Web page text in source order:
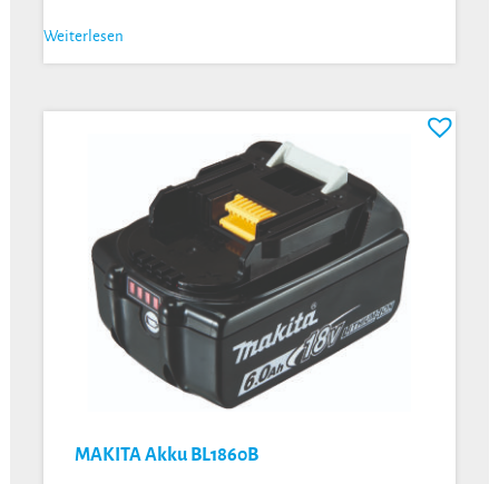
Weiterlesen
MAKITA Akku BL1860B